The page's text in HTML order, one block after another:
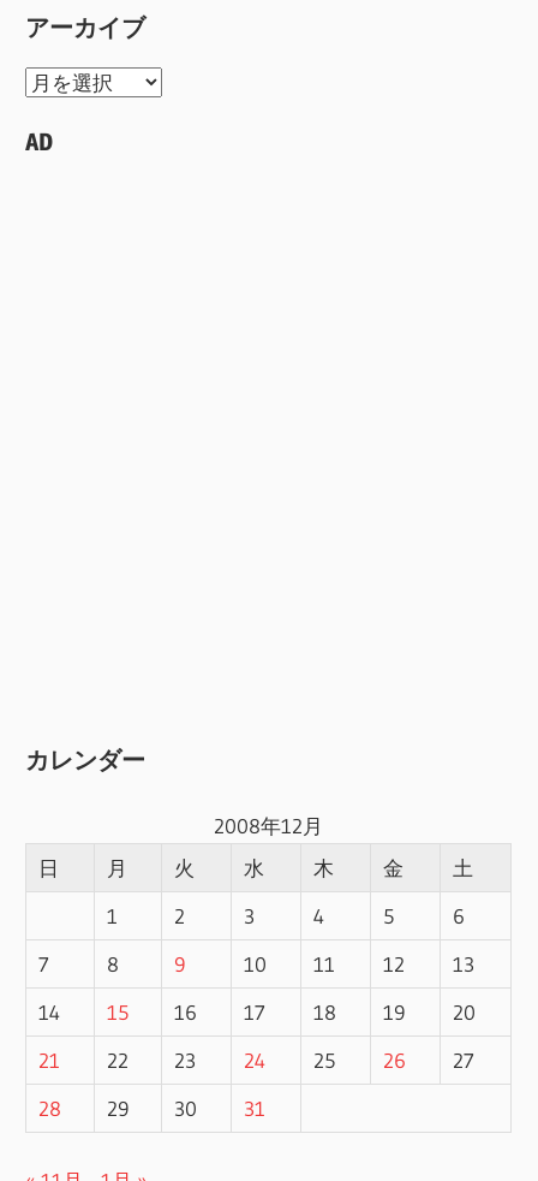
アーカイブ
ア
カ
AD
カレンダー
2008年12月
日
月 火 水 木 金
土
1
2 3 4 5
6
7
8 9 10 11 12
13
14
15 16 17 18 19
20
21
22 23 24 25 26
27
28
29 30 31